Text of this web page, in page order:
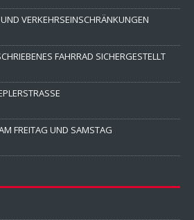
VERKEHRSEINSCHRÄNKUNGEN
FAHRRAD SICHERGESTELLT
FREITAG UND SAMSTAG